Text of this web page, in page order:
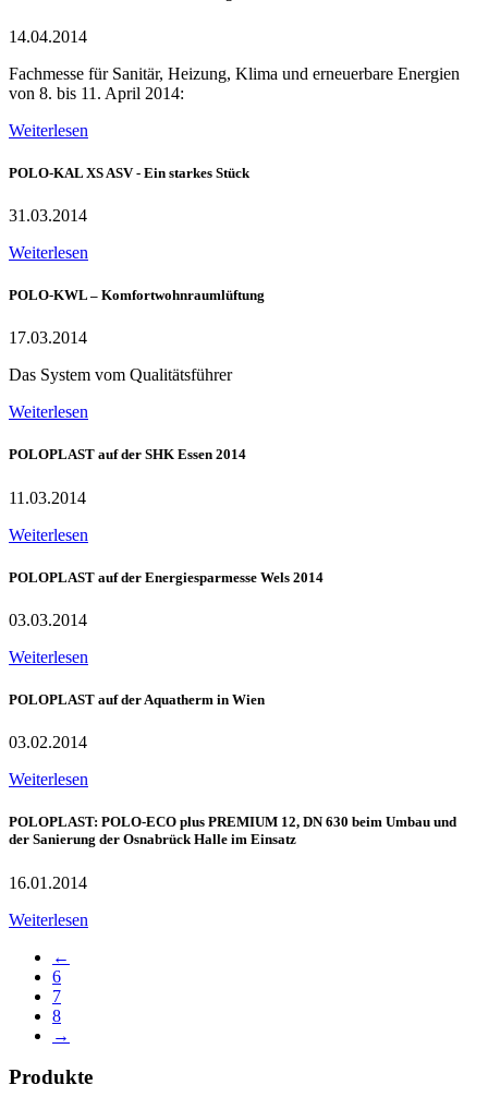
14.04.2014
Fachmesse für Sanitär, Heizung, Klima und erneuerbare Energien
von 8. bis 11. April 2014:
Weiterlesen
POLO-KAL XS ASV - Ein starkes Stück
31.03.2014
Weiterlesen
POLO-KWL – Komfortwohnraumlüftung
17.03.2014
Das System vom Qualitätsführer
Weiterlesen
POLOPLAST auf der SHK Essen 2014
11.03.2014
Weiterlesen
POLOPLAST auf der Energiesparmesse Wels 2014
03.03.2014
Weiterlesen
POLOPLAST auf der Aquatherm in Wien
03.02.2014
Weiterlesen
POLOPLAST: POLO-ECO plus PREMIUM 12, DN 630 beim Umbau und
der Sanierung der Osnabrück Halle im Einsatz
16.01.2014
Weiterlesen
←
6
7
8
→
Produkte